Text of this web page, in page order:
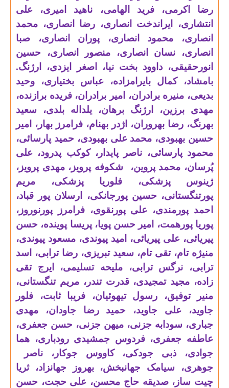
رضا اکرمی، فرید الهامی، ناهید امیری، علی
انتشاری، ایراندخت انصاری، رضا انصاری، محمد
انصاری، محمود انصاری، پوران انصاری، صبا
انصاری، نسان انصاری، منصور انصاری، حسین
انورحقیقی، داوود بخت نیا، اصغر ایزدی، ارژنگ.
بامشاد، کمال بایرامزاده، عباس بختیاری، وحید
بدیعی، منیره برادران، امیر برادران، فریده برازنده،
مهدی برزین، ارژنگ برهان، یلداله بلدی، سعید
بهرنگ، رضا بهروران، اژدر بهنام، فرامرز بهار، امیر
حسین بهبودی، محمد علی بهبودی، حمید پارسائی،
محمود پارسائی، ناصر پایدار، کوکب پدرود، علی
پُرسان، محمد پروین، شکوفه پرویز، مهدی پرویز،
ژینوس پزشکی، فلوریا پزشکی، مریم
پورتنگستانی، حسین پورجانکی، ارسلان پور قباد،
احمد پورمندی، علی پورنقوی، فرامرز پورنوروز،
پوریا پورهمت، امیر حسن پویا، پریسا پوینده، حسن
پیریائی، علی پیریائی، امید پیوندی، مسعود پیوندی،
منیژه تام، تقی تام، سعید تبریزی، رضا ترابی، اسد
ترابی، نرگس ترابی، ملیحه تسلیمی، ایرج تقی
زاده، مجید تمجیدی، قدرت تندر، مریم تنگستانی،
منیر توفیق، رسول تیهوئیان، فریبا ثابت، فلور
جاوید، علی جاوید، حمید رضا جاودان، مهدی
جباری، سودابه جزنی، میهن جزنی، حسن جعفری،
عاطفه جعفری، فردوس جمشیدی رودباری، هما
جوادی، ذبی جودکی، کاووس جوکار، ناصر
جوهری، سیامک جهانبخش، بهروز جهانزاد، ثریا
چیت ساز، صدیقه حاج محسن، علی حجت، حسن